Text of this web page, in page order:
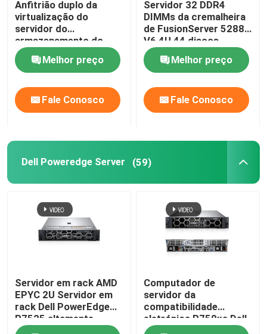
Anfitrião duplo da
virtualização do
servidor do
armazenamento do
servidor 2288H V5 2U
da fusão do
processador central
HUAWEI
Melhor preço
Fale Conosco
Servidor 32 DDR4
DIMMs da cremalheira
de FusionServer 5288
V6 4U 44 discos
rígidos de 3,5
polegadasMelhor preço
Fale Conosco
Dell Poweredge Server (59)
Servidor em rack AMD
EPYC 2U Servidor em
rack Dell PowerEdge
R7525 altamente
escalável
Computador de
servidor da
compatibilidade
eletrónica R750xa Dell
Poweredge Server 2U